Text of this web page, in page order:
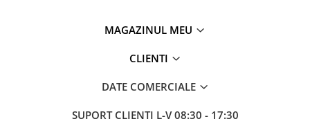
MAGAZINUL MEU
CLIENTI
DATE COMERCIALE
SUPORT CLIENTI L-V 08:30 - 17:30